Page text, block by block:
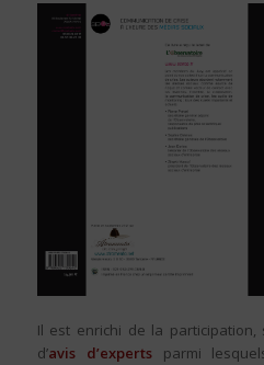
Il est enrichi de la participation,
d’avis d’expertsparmi